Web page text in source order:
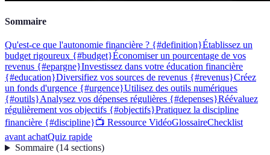
Sommaire
Qu'est-ce que l'autonomie financière ? {#definition}Établissez un
budget rigoureux {#budget}Économiser un pourcentage de vos
revenus {#epargne}Investissez dans votre éducation financière
{#education}Diversifiez vos sources de revenus {#revenus}Créez
un fonds d'urgence {#urgence}Utilisez des outils numériques
{#outils}Analysez vos dépenses régulières {#depenses}Réévaluez
régulièrement vos objectifs {#objectifs}Pratiquez la discipline
financière {#discipline}📺 Ressource VidéoGlossaireChecklist
avant achatQuiz rapide
Sommaire(14 sections)